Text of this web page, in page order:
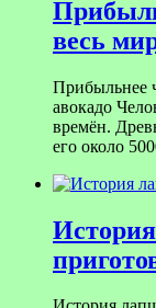
весь
Прибыльнее
авокадо
времён.
его около